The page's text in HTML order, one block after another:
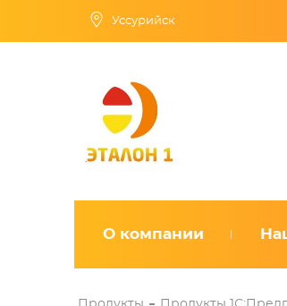
Уссурийск
О компании